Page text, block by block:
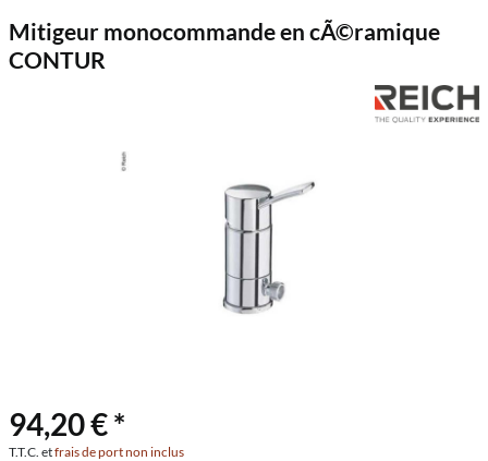
Mitigeur monocommande en cÃ©ramique
CONTUR
94,20 € *
T.T.C. etfrais de port non inclus